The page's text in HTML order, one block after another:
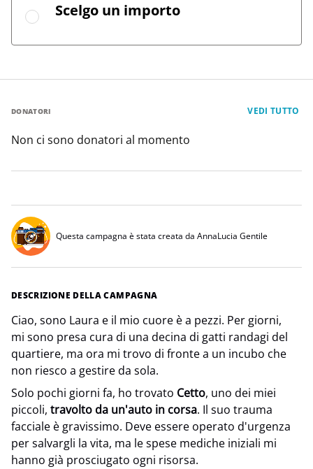
Scelgo un importo
DONATORI VEDI TUTTO
Non ci sono donatori al momento
Questa campagna è stata creata da AnnaLucia Gentile
DESCRIZIONE DELLA CAMPAGNA
Ciao, sono Laura e il mio cuore è a pezzi. Per giorni,
mi sono presa cura di una decina di gatti randagi del
quartiere, ma ora mi trovo di fronte a un incubo che
non riesco a gestire da sola.
Solo pochi giorni fa, ho trovato Cetto, uno dei miei
piccoli, travolto da un'auto in corsa. Il suo trauma
facciale è gravissimo. Deve essere operato d'urgenza
per salvargli la vita, ma le spese mediche iniziali mi
hanno già prosciugato ogni risorsa.